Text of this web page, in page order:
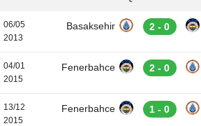
06/05
2013
Basaksehir 2 - 0
04/01
2015
Fenerbahce 2 - 0
13/12
2015
Fenerbahce 1 - 0